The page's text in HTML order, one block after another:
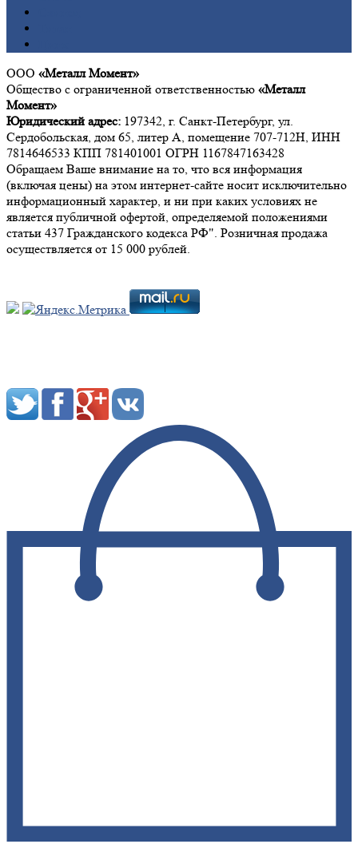
ООО «Металл Момент»
Общество с ограниченной ответственностью «Металл
Момент»
Юридический адрес: 197342, г. Санкт-Петербург, ул.
Сердобольская, дом 65, литер А, помещение 707-712Н, ИНН
7814646533 КПП 781401001 ОГРН 1167847163428
Обращаем Ваше внимание на то, что вся информация
(включая цены) на этом интернет-сайте носит исключительно
информационный характер, и ни при каких условиях не
является публичной офертой, определяемой положениями
статьи 437 Гражданского кодекса РФ". Розничная продажа
осуществляется от 15 000 рублей.